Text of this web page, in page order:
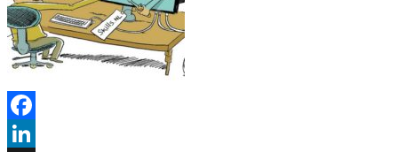
Facebook